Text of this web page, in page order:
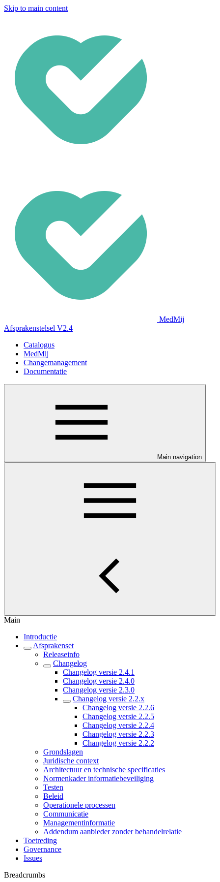
Skip to main content
MedMij
Afsprakenstelsel V2.4
Catalogus
MedMij
Changemanagement
Documentatie
Main navigation
Main
Introductie
Afsprakenset
Releaseinfo
Changelog
Changelog versie 2.4.1
Changelog versie 2.4.0
Changelog versie 2.3.0
Changelog versie 2.2.x
Changelog versie 2.2.6
Changelog versie 2.2.5
Changelog versie 2.2.4
Changelog versie 2.2.3
Changelog versie 2.2.2
Grondslagen
Juridische context
Architectuur en technische specificaties
Normenkader informatiebeveiliging
Testen
Beleid
Operationele processen
Communicatie
Managementinformatie
Addendum aanbieder zonder behandelrelatie
Toetreding
Governance
Issues
Breadcrumbs